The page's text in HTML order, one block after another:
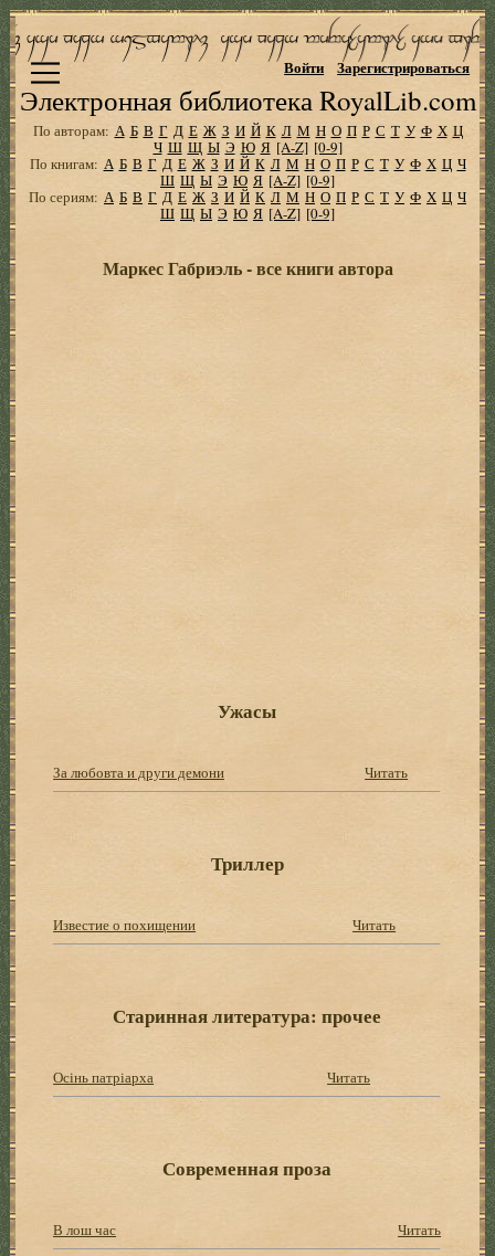
Электронная библиотека RoyalLib.com
Войти Зарегистрироваться
По авторам: А Б В Г Д Е Ж З И Й К Л М Н О П Р С Т У Ф Х Ц
Ч Ш Щ Ы Э Ю Я [A-Z] [0-9]
По книгам: А Б В Г Д Е Ж З И Й К Л М Н О П Р С Т У Ф Х Ц Ч
Ш Щ Ы Э Ю Я [A-Z] [0-9]
По сериям: А Б В Г Д Е Ж З И Й К Л М Н О П Р С Т У Ф Х Ц Ч
Ш Щ Ы Э Ю Я [A-Z] [0-9]
Маркес Габриэль - все книги автора
Ужасы
За любовта и други демони Читать
Триллер
Известие о похищении Читать
Старинная литература: прочее
Осінь патріарха Читать
Современная проза
В лош час
Читать